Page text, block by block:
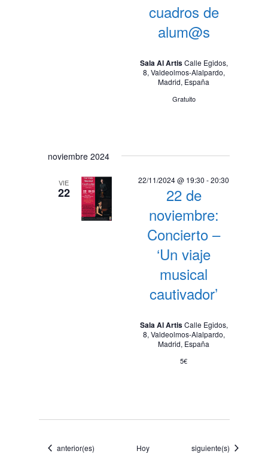
cuadros de
alum@s
Sala Al ArtisCalle Egidos,
8, Valdeolmos-Alalpardo,
Madrid, España
Gratuito
noviembre 2024
VIE
22
22 de
noviembre:
Concierto –
‘Un viaje
musical
cautivador’
22/11/2024 @ 19:30 -20:30
Sala Al ArtisCalle Egidos,
8, Valdeolmos-Alalpardo,
Madrid, España
5€
Eventos
anterior(es) Hoy Eventos
siguiente(s)